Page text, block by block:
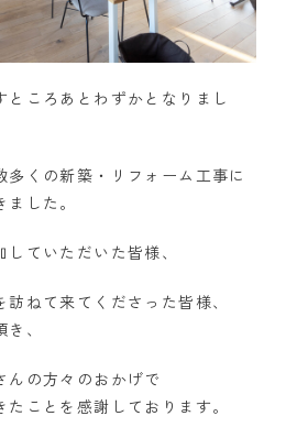
ところあとわずかとなりまし
多くの新築・リフォーム工事に
した。
ていただいた皆様、
ねて来てくださった皆様、
、
んの方々のおかげで
ことを感謝しております。